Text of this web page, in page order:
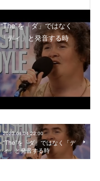
“The”を「ダ」ではなく
「ディ」と発音する時
2023.04.04 22:00
“The”を「ダ」ではなく「デ
ィ」と発音する時